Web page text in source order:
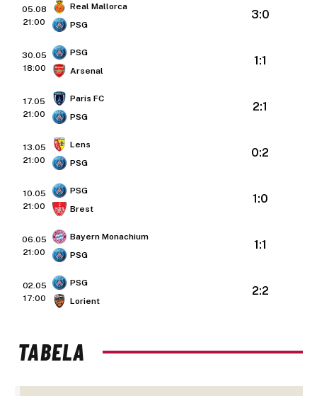
05.08
21:00
Real Mallorca
PSG
3:0
30.05
18:00
PSG
Arsenal
1:1
17.05
21:00
Paris FC
PSG
2:1
13.05
21:00
Lens
PSG
0:2
10.05
21:00
PSG
Brest
1:0
06.05
21:00
Bayern Monachium
PSG
1:1
02.05
17:00
PSG
Lorient
2:2
TABELA